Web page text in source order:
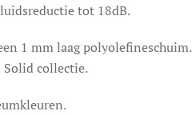
tot 18dB.
1 mm laag polyolefineschuim.
Solid collectie.